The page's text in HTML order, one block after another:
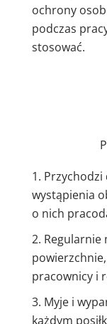
ochrony
podczas
stosować.
Przychodzi
wystąpienia
o nich
Regularnie
pracownicy i
Myje i
każdym